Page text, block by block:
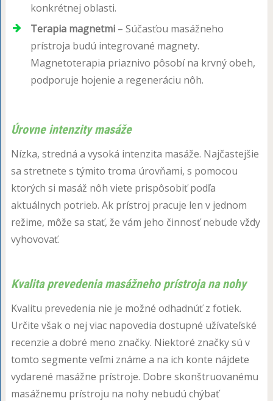
konkrétnej oblasti.
Terapia magnetmi– Súčasťou masážneho
prístroja budú integrované magnety.
Magnetoterapia priaznivo pôsobí na krvný obeh,
podporuje hojenie a regeneráciu nôh.
Úrovne intenzity masáže
Nízka, stredná a vysoká intenzita masáže. Najčastejšie
sa stretnete s týmito troma úrovňami, s pomocou
ktorých si masáž nôh viete prispôsobiť podľa
aktuálnych potrieb. Ak prístroj pracuje len v jednom
režime, môže sa stať, že vám jeho činnosť nebude vždy
vyhovovať.
Kvalita prevedenia masážneho prístroja na nohy
Kvalitu prevedenia nie je možné odhadnúť z fotiek.
Určite však o nej viac napovedia dostupné užívateľské
recenzie a dobré meno značky. Niektoré značky sú v
tomto segmente veľmi známe a na ich konte nájdete
vydarené masážne prístroje. Dobre skonštruovanému
masážnemu prístroju na nohy nebudú chýbať